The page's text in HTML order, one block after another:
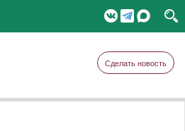
Сделать новость